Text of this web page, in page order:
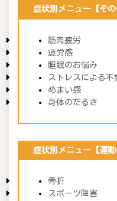
症状別メニュー【その
筋肉疲労
疲労感
睡眠のお悩み
ストレスによる不
めまい感
身体のだるさ
症状別メニュー【運動
骨折
スポーツ障害